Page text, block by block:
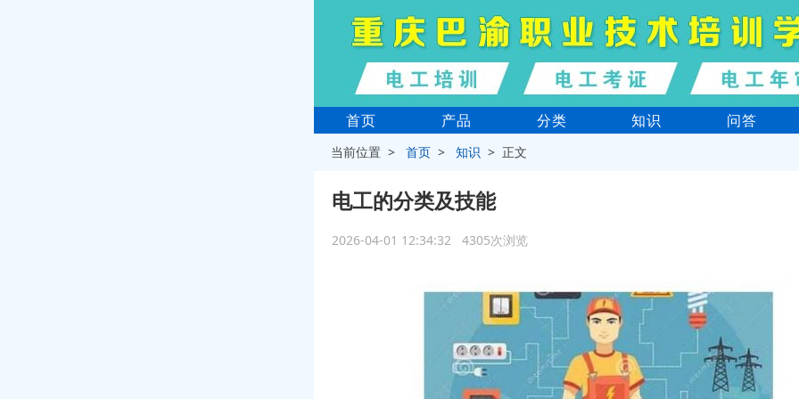
首页 产品 分类 知识 问答
当前位置 >首页 >知识 > 正文
电工的分类及技能
2026-04-01 12:34:32 4305次浏览